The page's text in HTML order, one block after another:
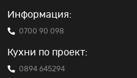
Информация:
0700 90 098
Кухни по проект:
0894 645294